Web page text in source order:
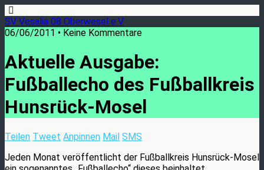
SV Vesalia 08 Oberwesel e.V.
06/06/2011 • Keine Kommentare
Aktuelle Ausgabe:
Fußballecho des Fußballkreis
Hunsrück-Mosel
Teilen Tweet Anpinnen Mail SMS
Jeden Monat veröffentlicht der Fußballkreis Hunsrück-Mosel